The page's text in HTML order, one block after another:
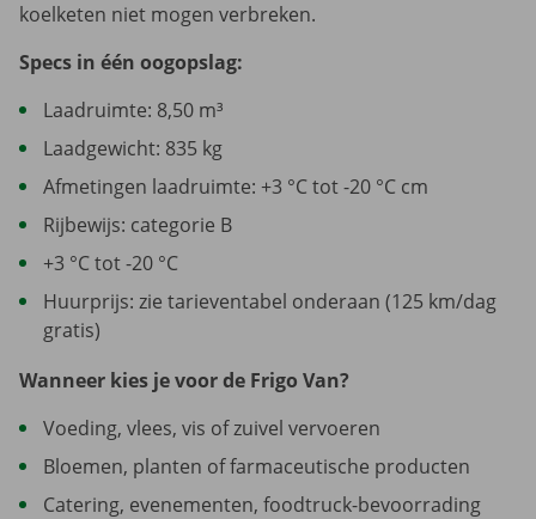
koelketen niet mogen verbreken.
Specs in één oogopslag:
Laadruimte: 8,50 m³
Laadgewicht: 835 kg
Afmetingen laadruimte: +3 °C tot -20 °C cm
Rijbewijs: categorie B
+3 °C tot -20 °C
Huurprijs: zie tarieventabel onderaan (125 km/dag
gratis)
Wanneer kies je voor de Frigo Van?
Voeding, vlees, vis of zuivel vervoeren
Bloemen, planten of farmaceutische producten
Catering, evenementen, foodtruck-bevoorrading